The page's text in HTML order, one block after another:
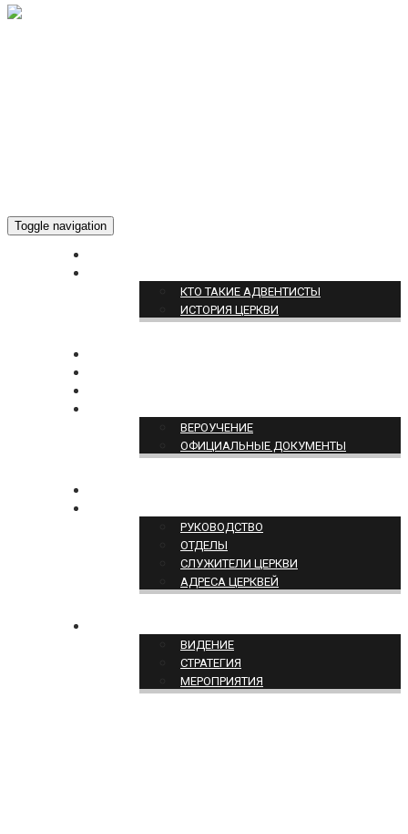
Toggle navigation
КТО ТАКИЕ АДВЕНТИСТЫ
ИСТОРИЯ ЦЕРКВИ
ВЕРОУЧЕНИЕ
ОФИЦИАЛЬНЫЕ ДОКУМЕНТЫ
РУКОВОДСТВО
ОТДЕЛЫ
СЛУЖИТЕЛИ ЦЕРКВИ
АДРЕСА ЦЕРКВЕЙ
ВИДЕНИЕ
СТРАТЕГИЯ
МЕРОПРИЯТИЯ